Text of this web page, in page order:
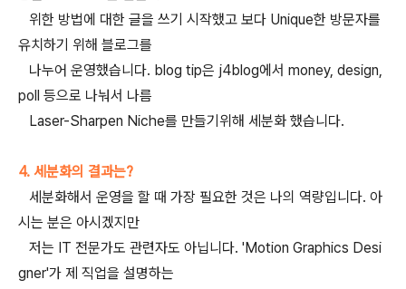
위한 방법에 대한 글을 쓰기 시작했고 보다 Unique한 방문자를
유치하기 위해 블로그를
나누어 운영했습니다. blog tip은 j4blog에서 money, design,
poll 등으로 나눠서 나름
Laser-Sharpen Niche를 만들기위해 세분화 했습니다.
4. 세분화의 결과는?
세분화해서 운영을 할 때 가장 필요한 것은 나의 역량입니다. 아
시는 분은 아시겠지만
저는 IT 전문가도 관련자도 아닙니다. 'Motion Graphics Desi
gner'가 제 직업을 설명하는